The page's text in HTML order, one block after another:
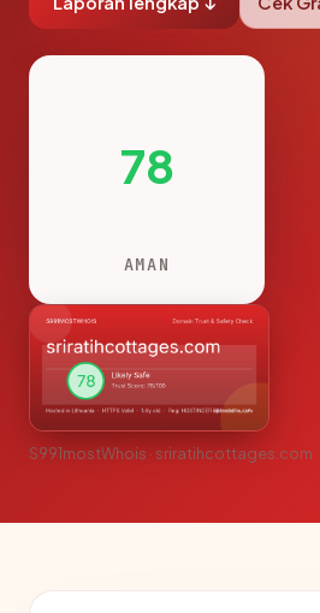
78
AMAN
S991mostWhois · sriratihcottages.com